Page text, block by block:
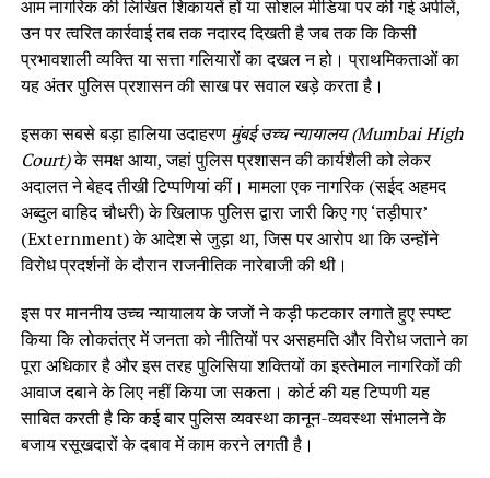
आम नागरिक की लिखित शिकायतें हों या सोशल मीडिया पर की गई अपीलें,
उन पर त्वरित कार्रवाई तब तक नदारद दिखती है जब तक कि किसी
प्रभावशाली व्यक्ति या सत्ता गलियारों का दखल न हो। प्राथमिकताओं का
यह अंतर पुलिस प्रशासन की साख पर सवाल खड़े करता है।
इसका सबसे बड़ा हालिया उदाहरण मुंबई उच्च न्यायालय (Mumbai High
Court)के समक्ष आया, जहां पुलिस प्रशासन की कार्यशैली को लेकर
अदालत ने बेहद तीखी टिप्पणियां कीं। मामला एक नागरिक (सईद अहमद
अब्दुल वाहिद चौधरी) के खिलाफ पुलिस द्वारा जारी किए गए ‘तड़ीपार’
(Externment) के आदेश से जुड़ा था, जिस पर आरोप था कि उन्होंने
विरोध प्रदर्शनों के दौरान राजनीतिक नारेबाजी की थी।
इस पर माननीय उच्च न्यायालय के जजों ने कड़ी फटकार लगाते हुए स्पष्ट
किया कि लोकतंत्र में जनता को नीतियों पर असहमति और विरोध जताने का
पूरा अधिकार है और इस तरह पुलिसिया शक्तियों का इस्तेमाल नागरिकों की
आवाज दबाने के लिए नहीं किया जा सकता। कोर्ट की यह टिप्पणी यह
साबित करती है कि कई बार पुलिस व्यवस्था कानून-व्यवस्था संभालने के
बजाय रसूखदारों के दबाव में काम करने लगती है।